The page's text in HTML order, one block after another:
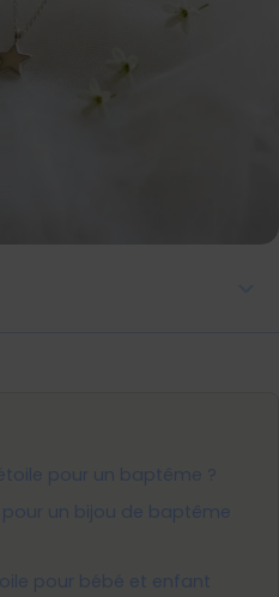
pour un baptême ?
un bijou de baptême
pour bébé et enfant